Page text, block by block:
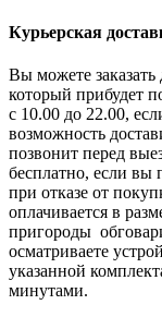
Курьерская
Вы можете
который прибудет
с 10.00 до 22.00,
возможность
позвонит перед
бесплатно, если вы
при отказе от
оплачивается в
пригороды
осматриваете
указанной
минутами.